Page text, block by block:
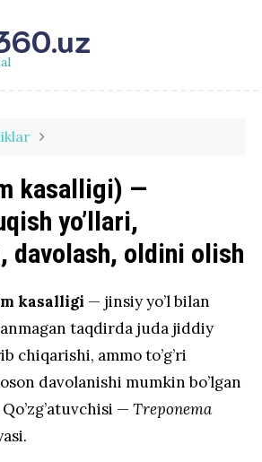
kasalligi) —
yo’llari,
davolash, oldini olish
kasalligi — jinsiy yo’l bilan
taqdirda juda jiddiy
chiqarishi, ammo to’g’ri
davolanishi mumkin bo’lgan
—Treponema